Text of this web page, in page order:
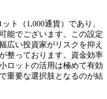
ト（1,000通貨）であり、
能でございます。この設定
広い投資家がリスクを抑え
整っております。資金効率
ロットの活用は極めて有効
重要な選択肢となるのが結